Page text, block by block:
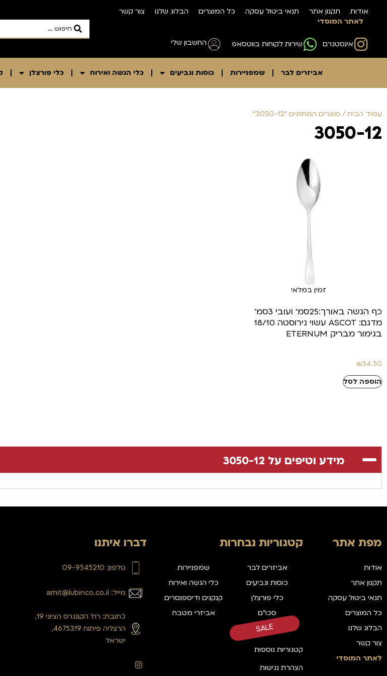
אודות תקנון אתר תנאי ביטול עסקה כל המוצרים הבלוג שלנו
צור קשר
לאתר המוסדי
אינסטגרם שירות לקוחות בווטסאפ החשבון שלי
אביזרים לבר שמפניירות כוסות וגביעים כלי הגשה ואירוח כלי פורצלן
עמוד הבית / מוצרים המתויגים “3050-12”
3050-12
זמין במלאי
כף הגשה באורך:25סמ' ועובי 3סמ'
מדגם: ASCOT עשוי נירוסטה 18/10
בגימור מבריק ETERNUM
₪34.50
הוספה לסל
מידע וטיפים על 3050-12
מפת אתר
אודות
תקנון אתר
תנאי ביטול עסקה
כל המוצרים
הבלוג שלנו
צור קשר
לאתר המוסדי
קטגוריות נבחרות
אביזרים לבר
שמפניירות
כוסות וגביעים
כלי הגשה ואירוח
כלי פורצלן
קנקנים ודיספנסרים
סכו"ם
אביזרי מטבח
SALE
קטגוריות נוספות
הצהרת נגישות
דברו איתנו
טלפון: 09-9545210
מייל: amit@lubinco.co.il
כתובת: רח’ הקונגרס הציוני 19,
הרצליה פיתוח 4675319,
ישראל